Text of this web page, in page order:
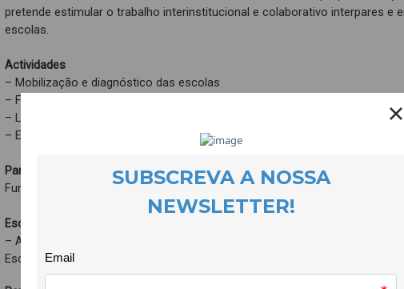
pretende estimular o trabalho interinstitucional e colaborativo interpares e
escolas.
Actividades
– Mobilização e diagnóstico das escolas
– Formação acreditada de docentes
– Laboratórios de Cidadania Global e Desenvolvimento
– Encontros de reflexão e discussão com organizações da sociedade civil
Parceria do projecto:
Fundação Gonçalo da Silveira (entidade promotora), Casa Velha,
Escolas da parceria local:
– Agrupamento de Escolas a Lã e a Neve
Escola Quinta das Palmeiras